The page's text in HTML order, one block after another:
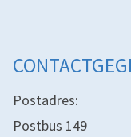
Postadres:
Postbus 149